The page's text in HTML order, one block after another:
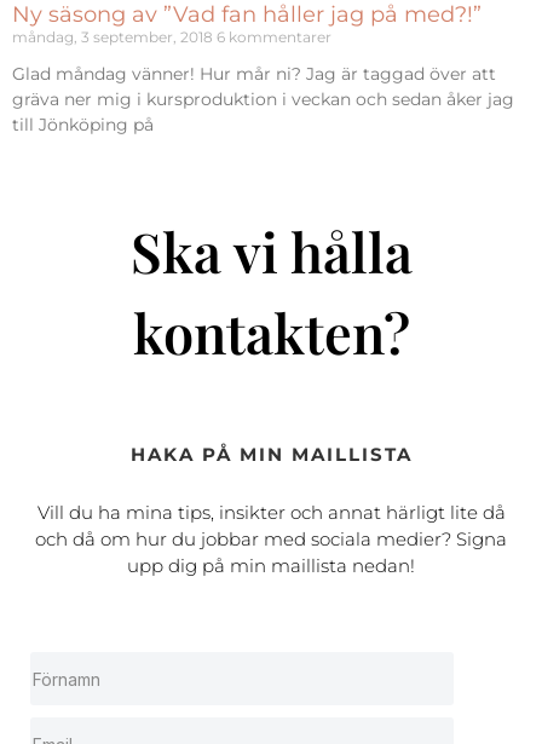
Ny säsong av ”Vad fan håller jag på med?!”
måndag, 3 september, 2018 6 kommentarer
Glad måndag vänner! Hur mår ni? Jag är taggad över att
gräva ner mig i kursproduktion i veckan och sedan åker jag
till Jönköping på
Ska vi hålla
kontakten?
HAKA PÅ MIN MAILLISTA
Vill du ha mina tips, insikter och annat härligt lite då
och då om hur du jobbar med sociala medier? Signa
upp dig på min maillista nedan!